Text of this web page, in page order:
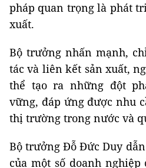
pháp quan trọng là phát
xuất.
Bộ trưởng nhấn mạnh,
tác và liên kết sản xuất,
thể tạo ra những đột
vững, đáp ứng được nhu
thị trường trong nước và
Bộ trưởng Đỗ Đức Duy
của một số doanh